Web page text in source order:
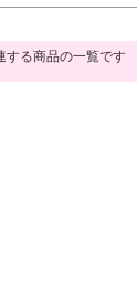
する商品の一覧です